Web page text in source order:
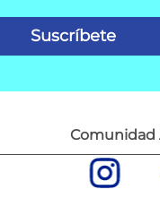
Suscríbete
Comunidad